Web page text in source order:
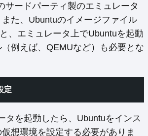
サードパーティ製のエミュレータ
た、Ubuntuのイメージファイル
、エミュレータ上でUbuntuを起動
例えば、QEMUなど）も必要とな
定
タを起動したら、Ubuntuをインス
仮想環境を設定する必要がありま